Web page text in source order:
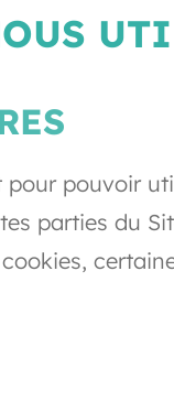
pouvoir
parties du